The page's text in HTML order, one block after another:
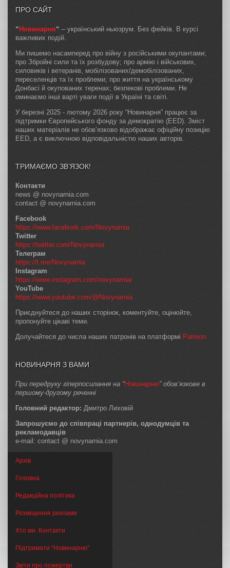
ПРО САЙТ
“ Новинарня“ – український ньюзрум. Без фейків. В курсі
важливих подій.
Ми пишемо насамперед про війну з російськими окупантами;
про Збройні сили та їх розбудову; про армію і військових,
силовиків і ветеранів, мобілізованих/демобілізованих,
переселенців та їх проблеми; про життя на українському
Донбасі й окупованих теренах; безпекові проблеми. Не
оминаємо інші варті уваги події в Україні та світі.
У березні 2025 - лютому 2026 року “Новинарня” працює за
підтримки Європейського фонду за демократію (EED). Зміст
наших матеріалів не обов’язково відображає офіційну позицію
EED, а є виключною відповідальністю наших авторів.
ТРИМАЄМО ЗВ’ЯЗОК!
Контакти
news @ novynarnia.com
contact @ novynarnia.com
Facebook
https://www.facebook.com/Novynarnia
Twitter
https://twitter.com/Novynarnia
Телеграм
https://t.me/Novynarnia
Instagram
https://www.instagram.com/novynarnia/
YouTube
https://www.youtube.com/@Novynarnia
Приєднуйтеся до наших сторінок, коментуйте, оцінюйте,
пропонуйте цікаві теми.
Долучайтеся до числа наших патронів на платформі Patreon
НОВИНАРНЯ З ВАМИ
При передруку гіперпосилання на “Новинарню” обов’язкове в
першому-другому реченні
Головний редактор: Дмитро Лиховій
Запрошуємо до співпраці партнерів, однодумців та
рекламодавців
e-mail: contact @ novynarnia.com
Архів
Головна
Редакційна політика
Розміщення реклами
Хто ми. Контакти
Підтримати “Новинарню”
Звіти про пожертви